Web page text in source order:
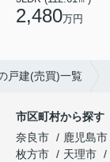
2,480万円
戸建(売買)一覧
市区町村から探す
奈良市
鹿児島市
枚方市
天理市